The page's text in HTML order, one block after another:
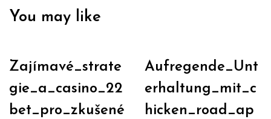
You may like
Zajímavé_strate
gie_a_casino_22
bet_pro_zkušené
Aufregende_Unt
erhaltung_mit_c
hicken_road_ap